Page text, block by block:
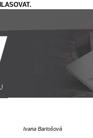
Ivana Bartošová